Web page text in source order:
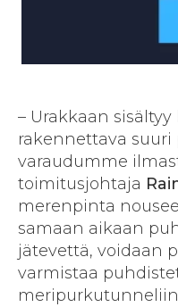
– Urakkaan
rakennettava
varaudumme
toimitusjohtaja
merenpinta
samaan aikaan
jätevettä, voidaan
varmistaa